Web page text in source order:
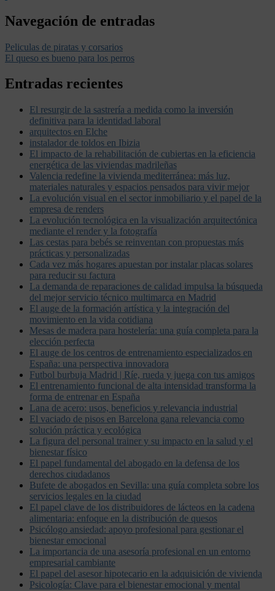
Navegación de entradas
Peliculas de piratas y corsarios
El queso es bueno para los perros
Entradas recientes
El resurgir de la sastrería a medida como la inversión
definitiva para la identidad laboral
arquitectos en Elche
instalador de toldos en Ibizia
El impacto de la rehabilitación de cubiertas en la eficiencia
energética de las viviendas madrileñas
Valencia redefine la vivienda mediterránea: más luz,
materiales naturales y espacios pensados para vivir mejor
La evolución visual en el sector inmobiliario y el papel de la
empresa de renders
La evolución tecnológica en la visualización arquitectónica
mediante el render y la fotografía
Las cestas para bebés se reinventan con propuestas más
prácticas y personalizadas
Cada vez más hogares apuestan por instalar placas solares
para reducir su factura
La demanda de reparaciones de calidad impulsa la búsqueda
del mejor servicio técnico multimarca en Madrid
El auge de la formación artística y la integración del
movimiento en la vida cotidiana
Mesas de madera para hostelería: una guía completa para la
elección perfecta
El auge de los centros de entrenamiento especializados en
España: una perspectiva innovadora
Futbol burbuja Madrid | Ríe, rueda y juega con tus amigos
El entrenamiento funcional de alta intensidad transforma la
forma de entrenar en España
Lana de acero: usos, beneficios y relevancia industrial
El vaciado de pisos en Barcelona gana relevancia como
solución práctica y ecológica
La figura del personal trainer y su impacto en la salud y el
bienestar físico
El papel fundamental del abogado en la defensa de los
derechos ciudadanos
Bufete de abogados en Sevilla: una guía completa sobre los
servicios legales en la ciudad
El papel clave de los distribuidores de lácteos en la cadena
alimentaria: enfoque en la distribución de quesos
Psicólogo ansiedad: apoyo profesional para gestionar el
bienestar emocional
La importancia de una asesoría profesional en un entorno
empresarial cambiante
El papel del asesor hipotecario en la adquisición de vivienda
Psicología: Clave para el bienestar emocional y mental